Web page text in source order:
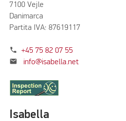
7100 Vejle
Danimarca
Partita IVA: 87619117
phone +45 75 82 07 55
mail info@isabella.net
Isabella